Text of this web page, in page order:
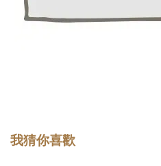
我猜你喜歡